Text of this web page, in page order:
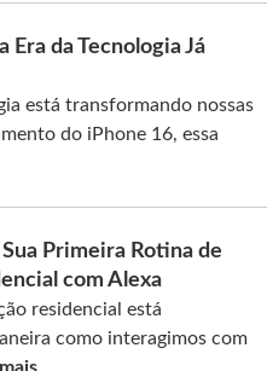
Era da Tecnologia Já
está transformando nossas
do iPhone 16, essa
Primeira Rotina de
com Alexa
residencial está
como interagimos com